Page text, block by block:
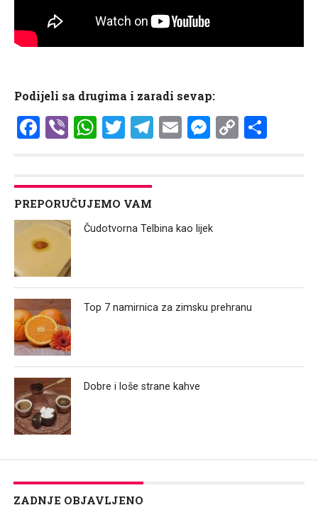
Podijeli sa drugima i zaradi sevap:
Facebook
ViberWhatsApp
Twitter
Telegram
EmailCopy
PREPORUČUJEMO VAM
Čudotvorna Telbina kao lijek
Top 7 namirnica za zimsku prehranu
Dobre i loše strane kahve
ZADNJE OBJAVLJENO